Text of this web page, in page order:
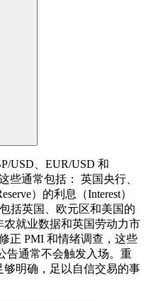
USD、EUR/USD 和
些通常包括： 英国央行、
）的利息（Interest）
括英国、欧元区和美国的
农就业数据和英国劳动力市
正 PMI 和情绪调查，这些
告通常不会触发入场。重
明确，足以自信交易的事